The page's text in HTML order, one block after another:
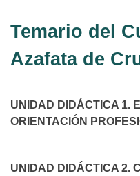
Temario del
Azafata de
UNIDAD DIDÁCTICA 1.
ORIENTACIÓN
UNIDAD DIDÁCTICA 2.